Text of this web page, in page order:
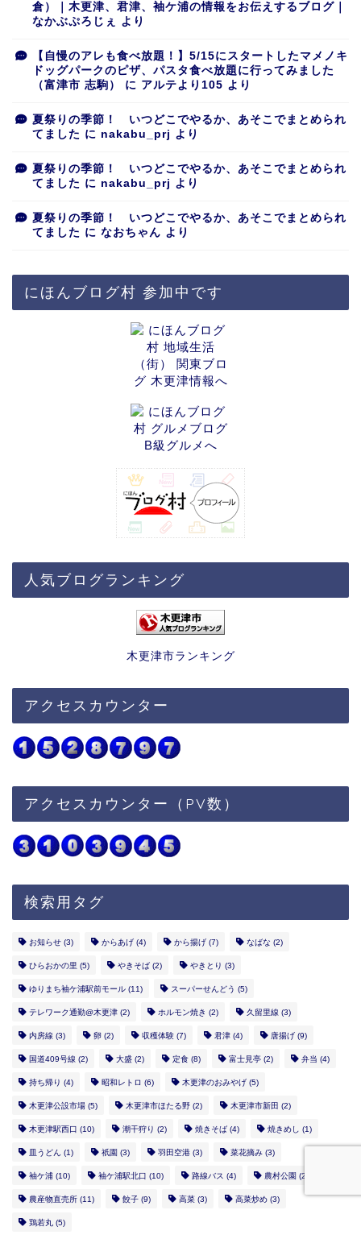
倉）｜木更津、君津、袖ケ浦の情報をお伝えするブログ｜
なかぶぷろじぇ
より
【自慢のアレも食べ放題！】5/15にスタートしたマメノキ
ドッグパークのピザ、パスタ食べ放題に行ってみました
（富津市 志駒）
に アルテより105 より
夏祭りの季節！ いつどこでやるか、あそこでまとめられ
てました に nakabu_prj より
夏祭りの季節！ いつどこでやるか、あそこでまとめられ
てました に nakabu_prj より
夏祭りの季節！ いつどこでやるか、あそこでまとめられ
てました に なおちゃん より
にほんブログ村 参加中です
人気ブログランキング
木更津市ランキング
アクセスカウンター
アクセスカウンター（PV数）
検索用タグ
お知らせ (3) からあげ (4) から揚げ (7) なばな (2)
ひらおかの里 (5) やきそば (2) やきとり (3)
ゆりまち袖ケ浦駅前モール (11) スーパーせんどう (5)
テレワーク通勤@木更津 (2) ホルモン焼き (2) 久留里線 (3)
内房線 (3) 卵 (2) 収穫体験 (7) 君津 (4) 唐揚げ (9)
国道409号線 (2) 大盛 (2) 定食 (8) 富士見亭 (2) 弁当 (4)
持ち帰り (4) 昭和レトロ (6) 木更津のおみやげ (5)
木更津公設市場 (5) 木更津市ほたる野 (2) 木更津市新田 (2)
木更津駅西口 (10) 潮干狩り (2) 焼きそば (4) 焼きめし (1)
皿うどん (1) 祇園 (3) 羽田空港 (3) 菜花摘み (3)
袖ケ浦 (10) 袖ケ浦駅北口 (10) 路線バス (4) 農村公園 (2)
農産物直売所 (11) 餃子 (9) 高菜 (3) 高菜炒め (3)
鶏若丸 (5)